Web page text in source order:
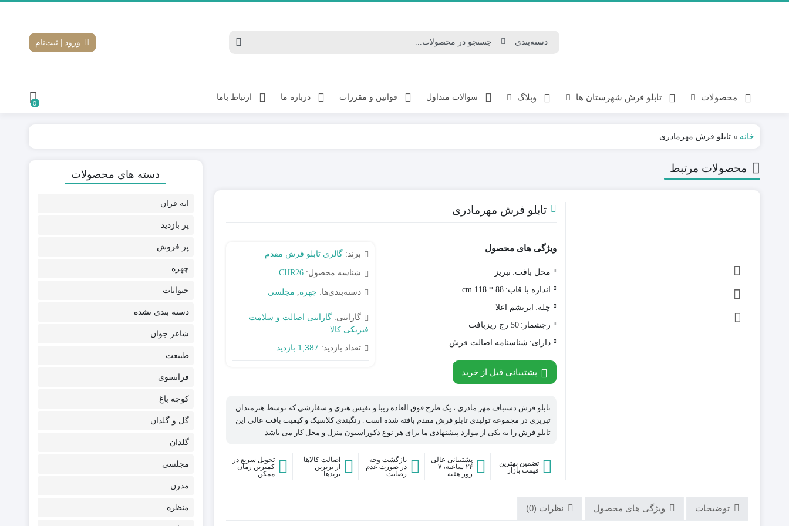
ورود | ثبت‌نام
محصولات تابلو فرش شهرستان ها وبلاگ سوالات متداول قوانین و مقررات درباره ما ارتباط باما
0
خانه » تابلو فرش مهرمادری
محصولات مرتبط
تابلو فرش مهرمادری
ویژگی های محصول
محل بافت: تبریز
اندازه با قاب: 88 * 118 cm
چله: ابریشم اعلا
رجشمار: 50 رج ریزبافت
دارای: شناسنامه اصالت فرش
پشتیبانی قبل از خرید
برند: گالری تابلو فرش مقدم
شناسه محصول: CHR26
دسته‌بندی‌ها: چهره مجلسی
گارانتی: گارانتی اصالت و سلامت
فیزیکی کالا
تعداد بازدید: 1,387 بازدید
تابلو فرش دستباف مهر مادری ، یک طرح فوق العاده زیبا و نفیس هنری و سفارشی که توسط هنرمندان
تبریزی در مجموعه تولیدی تابلو فرش مقدم بافته شده است . رنگبندی کلاسیک و کیفیت بافت عالی این
تابلو فرش را به یکی از موارد پیشنهادی ما برای هر نوع دکوراسیون منزل و محل کار می باشد
تضمین بهترین
قیمت بازار
پشتیبانی عالی
۲۴ ساعته، ۷
روز هفته
بازگشت وجه
در صورت عدم
رضایت
اصالت کالاها
از برترین
برندها
تحویل سریع در
کمترین زمان
ممکن
توضیحات ویژگی های محصول نظرات (0)
دسته های محصولات
ایه قران
پر بازدید
پر فروش
چهره
حیوانات
دسته بندی نشده
شاعر جوان
طبیعت
فرانسوی
کوچه باغ
گل و گلدان
گلدان
مجلسی
مدرن
منظره